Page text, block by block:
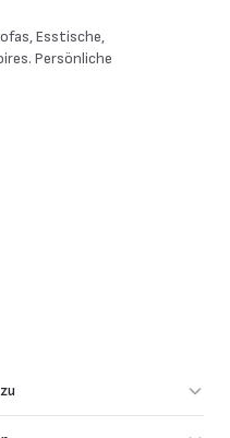
Esstische,
Persönliche